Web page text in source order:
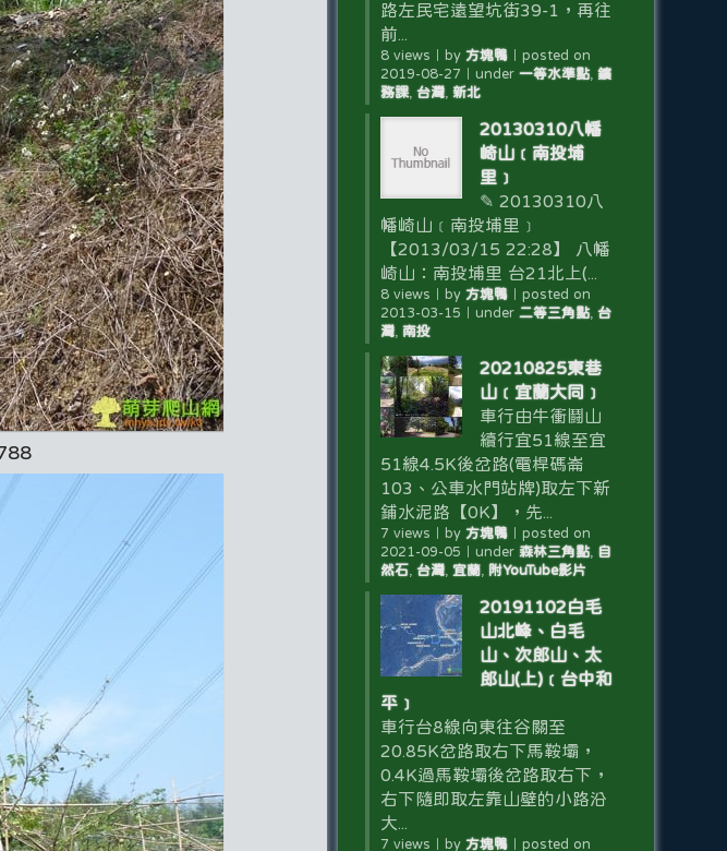
路左民宅遠望坑街39-1，再往
前...
8 views by 方塊鴨｜ posted on
2019-08-27
under 一等水準點, 鑛
務課, 台灣, 新北
20130310八幡
崎山﹝南投埔
里﹞
✎ 20130310八
幡崎山﹝南投埔里﹞
【2013/03/15 22:28】 八幡
崎山：南投埔里 台21北上(...
8 views by 方塊鴨｜ posted on
2013-03-15
under 二等三角點, 台
灣, 南投
20210825東巷
山﹝宜蘭大同﹞
車行由牛衝鬪山
續行宜51線至宜
51線4.5K後岔路(電桿碼崙
103、公車水門站牌)取左下新
鋪水泥路【0K】，先...
7 views by 方塊鴨｜ posted on
2021-09-05
under 森林三角點, 自
然石, 台灣, 宜蘭, 附YouTube影片
20191102白毛
山北峰、白毛
山、次郎山、太
郎山(上)﹝台中和
平﹞
車行台8線向東往谷關至
20.85K岔路取右下馬鞍壩，
0.4K過馬鞍壩後岔路取右下，
右下隨即取左靠山壁的小路沿
大...
7 views by 方塊鴨｜ posted on